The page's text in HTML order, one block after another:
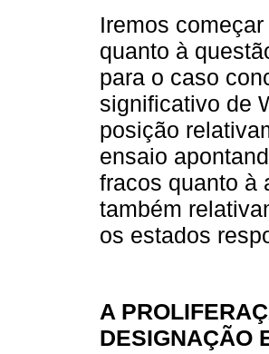
Iremos
quanto à
para o caso
significativo de
posição
ensaio
fracos quanto à
também
os estados
A
DESIGNAÇÃO